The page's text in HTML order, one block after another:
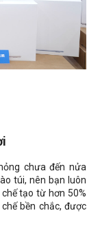
chưa đến nửa
túi, nên bạn luôn
tạo từ hơn 50%
bền chắc, được